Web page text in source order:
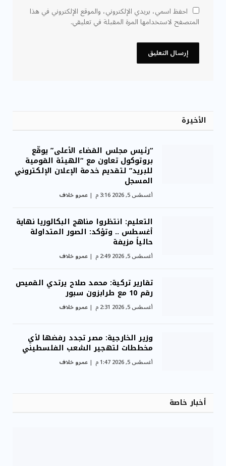
احفظ اسمي، بريدي الإلكتروني، والموقع الإلكتروني في هذا
المتصفح لاستخدامها المرة المقبلة في تعليقي.
الأخيرة
“رئيس مجلس القضاء الأعلى” يوقّع
بروتوكول تعاون مع “الهيئة القومية
للبريد” لتقديم خدمة الإعلان الإلكتروني
المسجل
أغسطس 5, 2026 3:16 م عمرو خلاف
التعليم: انتظروا مناهج البكالوريا نهاية
أغسطس .. وتؤكد: الصور المتداولة
حالياً مزيفة
أغسطس 5, 2026 2:49 م عمرو خلاف
تقارير تركية: محمد صلاح يرتدي القميص
رقم 10 مع طرابزون سبور
أغسطس 5, 2026 2:31 م عمرو خلاف
وزير الخارجية: مصر تجدد رفضها لأي
مخططات لتهجير الشعب الفلسطيني
أغسطس 5, 2026 1:47 م عمرو خلاف
أخبار خاصة